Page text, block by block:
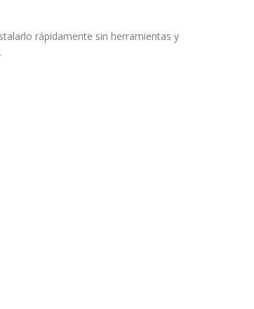
rápidamente sin herramientas y